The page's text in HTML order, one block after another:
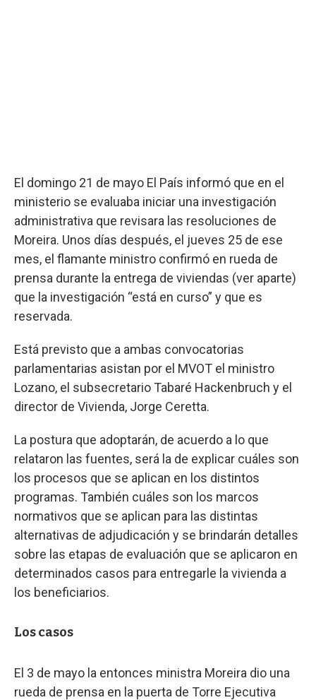
El domingo 21 de mayo El País informó que en el
ministerio se evaluaba iniciar una investigación
administrativa que revisara las resoluciones de
Moreira. Unos días después, el jueves 25 de ese
mes, el flamante ministro confirmó en rueda de
prensa durante la entrega de viviendas (ver aparte)
que la investigación “está en curso” y que es
reservada.
Está previsto que a ambas convocatorias
parlamentarias asistan por el MVOT el ministro
Lozano, el subsecretario Tabaré Hackenbruch y el
director de Vivienda, Jorge Ceretta.
La postura que adoptarán, de acuerdo a lo que
relataron las fuentes, será la de explicar cuáles son
los procesos que se aplican en los distintos
programas. También cuáles son los marcos
normativos que se aplican para las distintas
alternativas de adjudicación y se brindarán detalles
sobre las etapas de evaluación que se aplicaron en
determinados casos para entregarle la vivienda a
los beneficiarios.
Los casos
El 3 de mayo la entonces ministra Moreira dio una
rueda de prensa en la puerta de Torre Ejecutiva